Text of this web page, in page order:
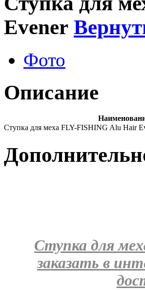
Evener
Фото
Описание
Ступка для меха FLY-FISHING Alu Hair
Ступка для
заказать в